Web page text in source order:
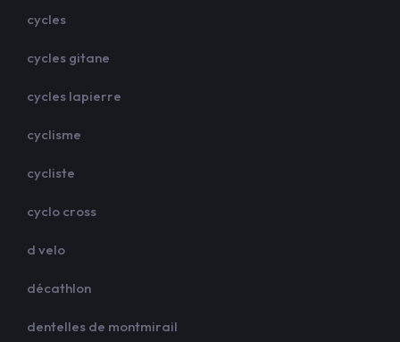
cycles
cycles gitane
cycles lapierre
cyclisme
cycliste
cyclo cross
d velo
décathlon
dentelles de montmirail